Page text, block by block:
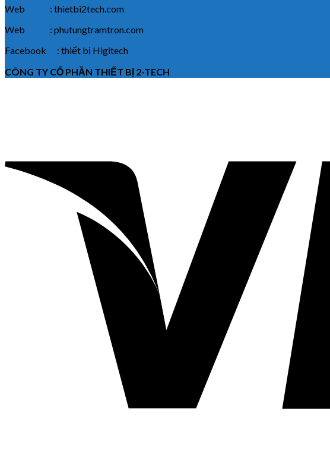
Web : thietbi2tech.com
Web : phutungtramtron.com
Facebook : thiết bị Higitech
CÔNG TY CỔ PHẦN THIẾT BỊ 2-TECH